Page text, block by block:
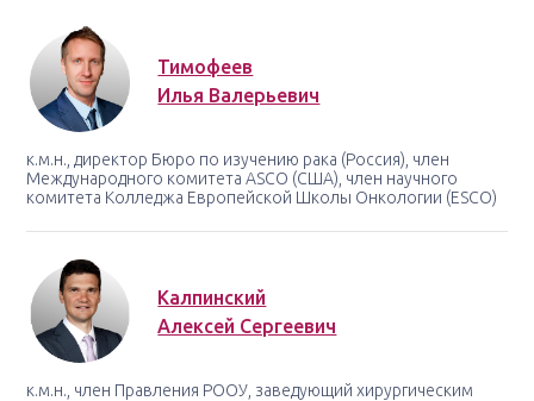
Тимофеев
Илья Валерьевич
к.м.н., директор Бюро по изучению рака (Россия), член
Международного комитета ASCO (США), член научного
комитета Колледжа Европейской Школы Онкологии (ESCO)
Калпинский
Алексей Сергеевич
к.м.н., член Правления РООУ, заведующий хирургическим